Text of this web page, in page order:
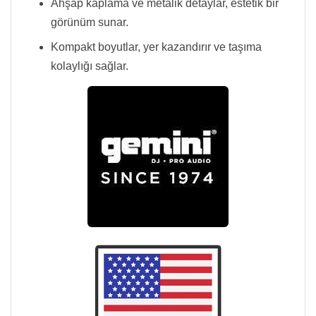
Ahşap kaplama ve metalik detaylar, estetik bir
görünüm sunar.
Kompakt boyutlar, yer kazandırır ve taşıma
kolaylığı sağlar.